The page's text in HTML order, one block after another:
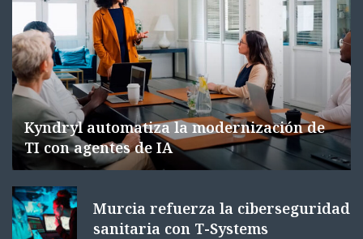
Kyndryl automatiza la modernización de
TI con agentes de IA
Murcia refuerza la ciberseguridad
sanitaria con T-Systems